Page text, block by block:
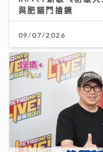
與肥貓鬥搶鏡
09/07/2026